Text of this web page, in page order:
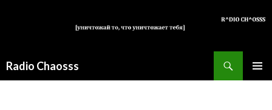
Radio Chaosss